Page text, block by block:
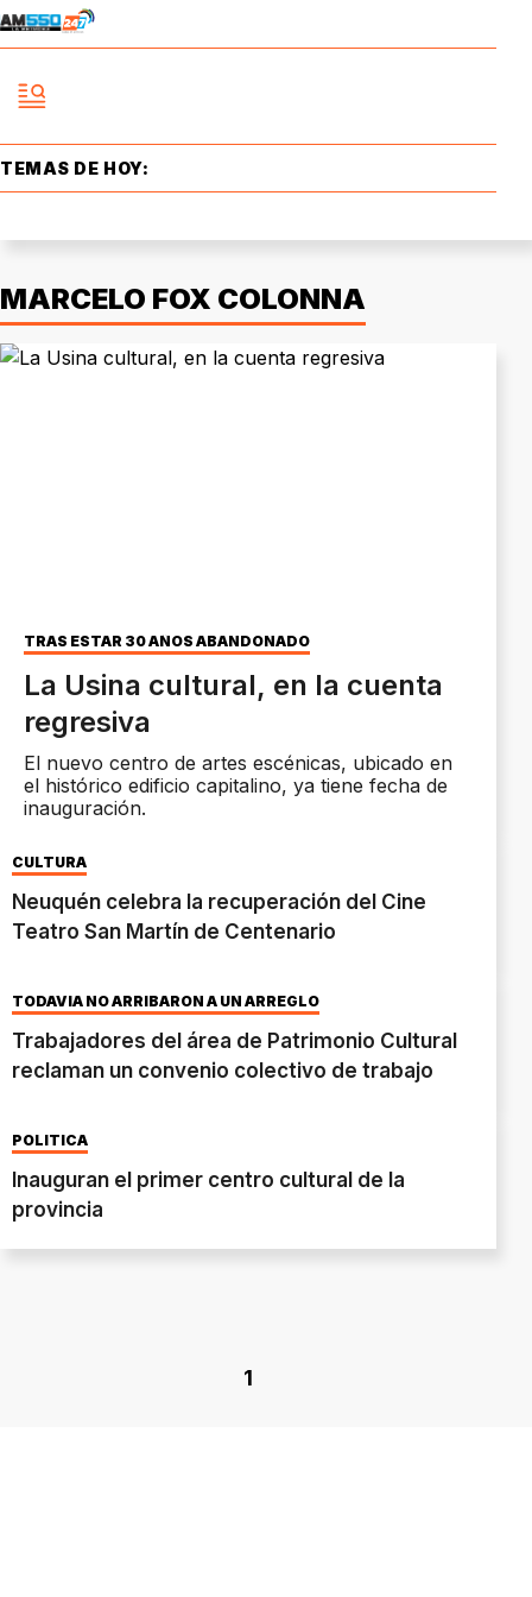
TEMAS DE HOY:
MARCELO FOX COLONNA
TRAS ESTAR 30 AÑOS ABANDONADO
La Usina cultural, en la cuenta
regresiva
El nuevo centro de artes escénicas, ubicado en
el histórico edificio capitalino, ya tiene fecha de
inauguración.
CULTURA
Neuquén celebra la recuperación del Cine
Teatro San Martín de Centenario
TODAVÍA NO ARRIBARON A UN ARREGLO
Trabajadores del área de Patrimonio Cultural
reclaman un convenio colectivo de trabajo
POLÍTICA
Inauguran el primer centro cultural de la
provincia
1